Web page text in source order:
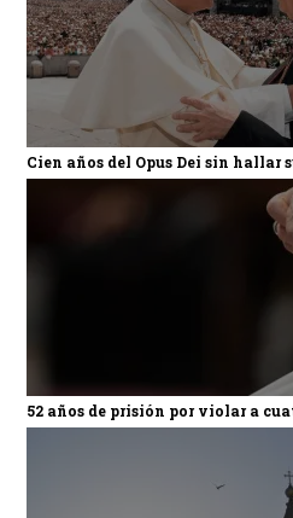
Cien años del Opus Dei sin hallar
52 años de prisión por violar a